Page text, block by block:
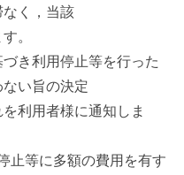
く，当該
。
き利用停止等を行った
い旨の決定
利用者様に通知しま
止等に多額の費用を有す